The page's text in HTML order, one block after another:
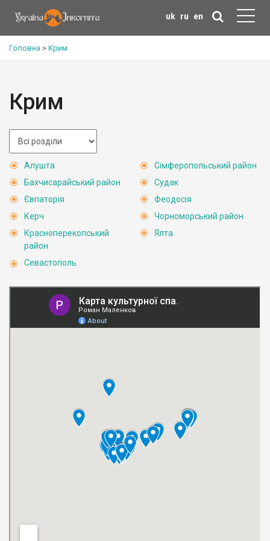
uk ru en
Головна > Крим
Крим
Алушта
Бахчисарайський район
Євпаторія
Керч
Красноперекопський
район
Севастополь
Сімферопольський район
Судак
Феодосія
Чорноморський район
Ялта